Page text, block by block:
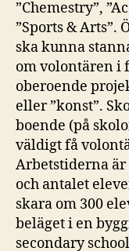
”Chemestry”,
”Sports & Arts”.
ska kunna
om volontären i
oberoende
eller ”konst”.
boende (på
väldigt få
Arbetstiderna är
och antalet
skara om 300
beläget i en
secondary